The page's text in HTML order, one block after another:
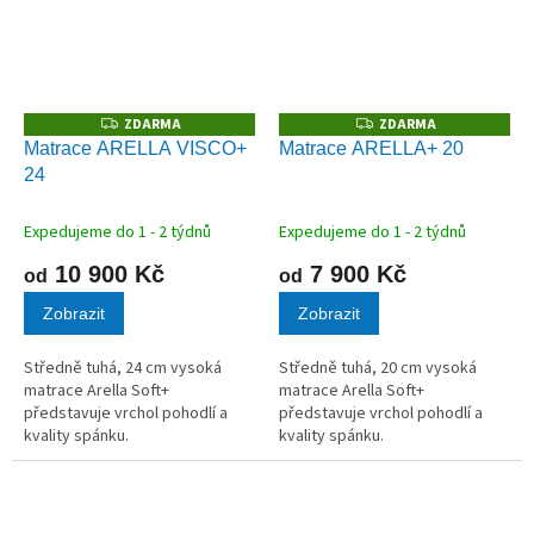
Z
D
A
ZDARMA
Matrace ARELLA VISCO+
24
Expedujeme do 1 - 2 týdnů
od 10 900 Kč
Zobrazit
Středně tuhá, 24 cm vysoká
matrace Arella Soft+
představuje vrchol pohodlí a
kvality spánku.
Z
D
A
ZDARMA
Matrace ARELLA+ 20
Expedujeme do 1 - 2 týdnů
od 7 900 Kč
Zobrazit
Středně tuhá, 20 cm vysoká
matrace Arella Soft+
představuje vrchol pohodlí a
kvality spánku.